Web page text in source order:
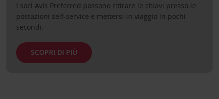
I soci Avis Preferred possono ritirare le chiavi presso le
postazioni self-service e mettersi in viaggio in pochi
secondi.
SCOPRI DI PIÙ